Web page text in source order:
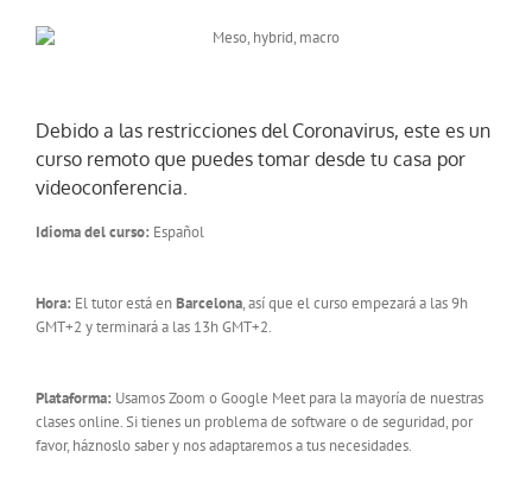
Debido a las restricciones del Coronavirus, este es un
curso remoto que puedes tomar desde tu casa por
videoconferencia.
Idioma del curso: Español
Hora: El tutor está enBarcelona, así que el curso empezará a las 9h
GMT+2 y terminará a las 13h GMT+2.
Plataforma: Usamos Zoom o Google Meet para la mayoría de nuestras
clases online. Si tienes un problema de software o de seguridad, por
favor, háznoslo saber y nos adaptaremos a tus necesidades.